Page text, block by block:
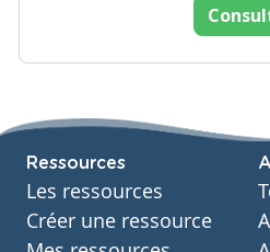
Ressources
Les ressources
Créer une ressource